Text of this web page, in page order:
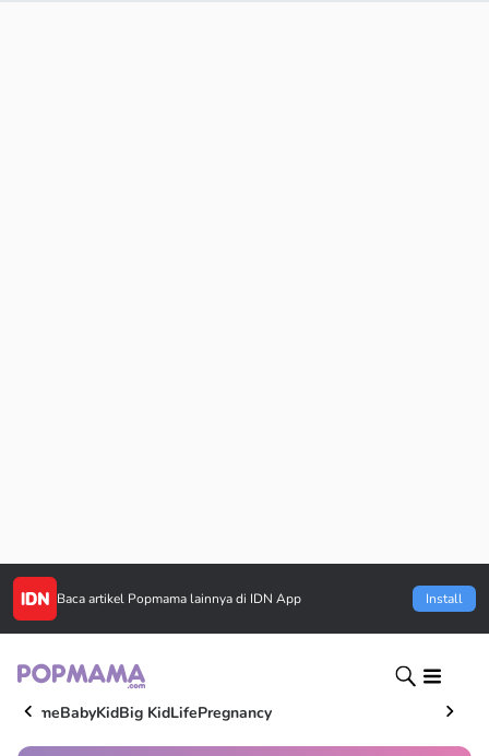
Baca artikel Popmama lainnya di IDN App Install
HomeBabyKidBig KidLifePregnancy